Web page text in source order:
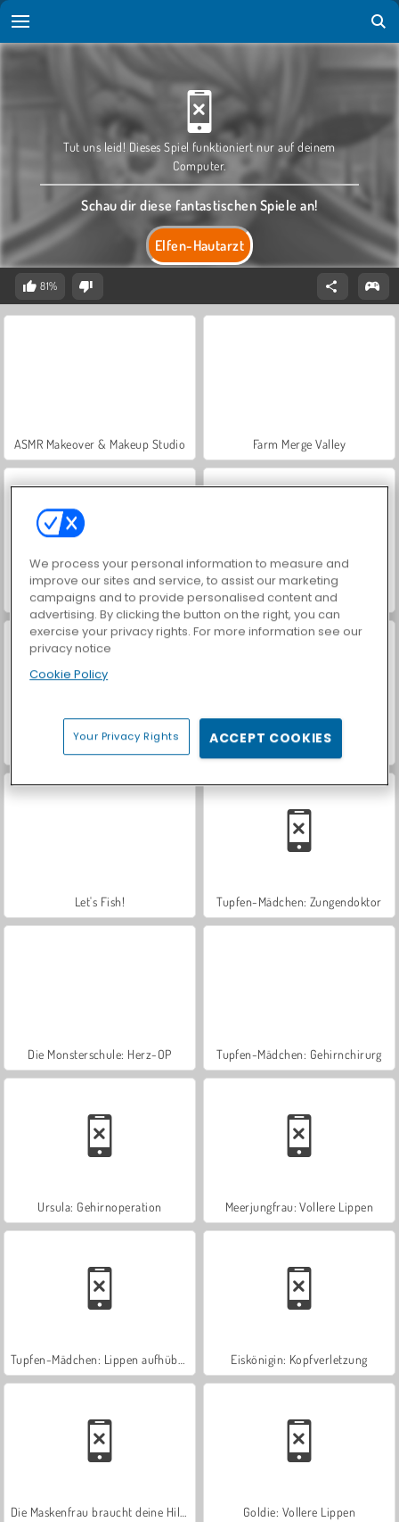
Elfen-Hautarzt
Tut uns leid! Dieses Spiel funktioniert nur auf deinem
Computer.
Schau dir diese fantastischen Spiele an!
81%
ASMR Makeover & Makeup Studio Farm Merge Valley
VegaMix Da Vinci Puzzles Hidden Object: Street of Secrets
Let's Fish! Tupfen-Mädchen: Zungendoktor
Die Monsterschule: Herz-OP Tupfen-Mädchen: Gehirnchirurg
Ursula: Gehirnoperation Meerjungfrau: Vollere Lippen
Eiskönigin: Kopfverletzung
Goldie: Vollere Lippen
We process your personal information to measure and
improve our sites and service, to assist our marketing
campaigns and to provide personalised content and
advertising. By clicking the button on the right, you can
exercise your privacy rights. For more information see our
privacy notice
Cookie Policy
Your Privacy Rights ACCEPT COOKIES